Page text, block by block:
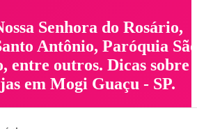
Senhora do Rosário,
Antônio, Paróquia
entre outros. Dicas sobre
em Mogi Guaçu - SP.